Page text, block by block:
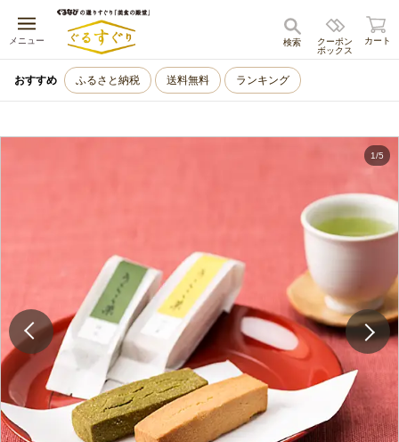
メニュー
キャンセル
クーポン
ボックス
検索 カート
おすすめ ふるさと納税 送料無料 ランキング
1/5